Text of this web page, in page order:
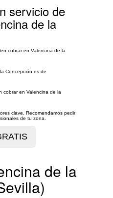
servicio de
de la
cobrar en Valencina de la
Concepción es de
cobrar en Valencina de la
clave. Recomendamos pedir
de tu zona.
de la